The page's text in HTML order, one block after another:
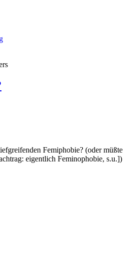
Femiphobie? (oder müßte
eigentlich Feminophobie, s.u.])